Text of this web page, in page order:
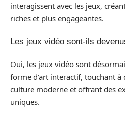
interagissent avec les jeux,
riches et plus engageantes.
Les jeux vidéo sont-ils
Oui, les jeux vidéo sont
forme d’art interactif, touchant à
culture moderne et offrant des
uniques.